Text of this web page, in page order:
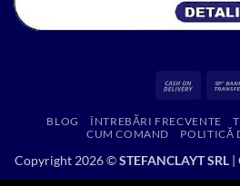
Cash
BLOG ÎNTREBĂRI FRECVENTE
CUM COMAND
POLITICĂ
Copyright 2026 ©STEFANCLAYT SRL|